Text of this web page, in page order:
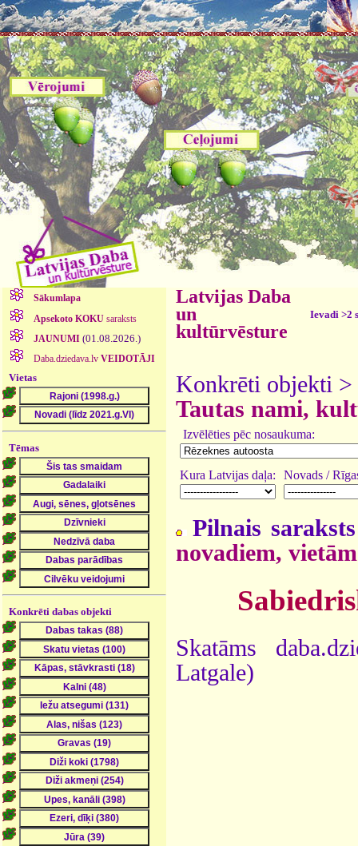
Sākumlapa
Apsekoto KOKUsaraksts
JAUNUMI (01.08.2026.)
Daba.dziedava.lv VEIDOTĀJI
Vietas
Tēmas
Konkrēti dabas objekti
Latvijas Daba
un
kultūrvēsture
Ievadi >2
Konkrēti objekti >
Tautas nami,
Izvēlēties pēc nosaukuma:
Kura Latvijas daļa: Novads /
Pilnais
novadiem, vietām
Skatāms
Latgale)